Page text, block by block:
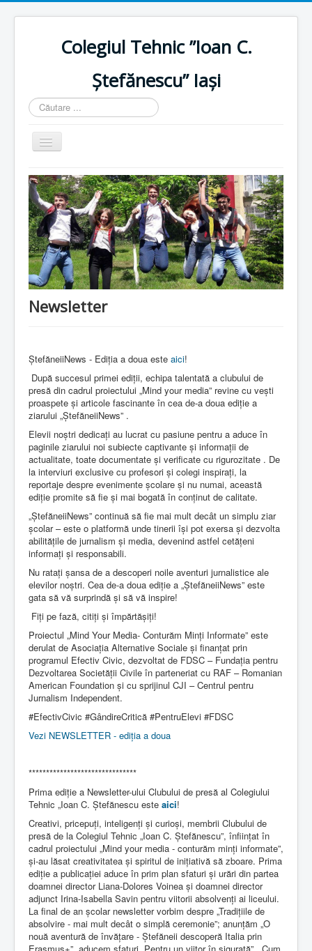
Colegiul Tehnic ”Ioan C.
Ștefănescu” Iași
Căutare
...
Comută
navigarea
Home
Istoric
Resurse umane
Resurse materiale
Plan școlarizare
Newsletter
ȘtefăneiiNews - Ediția a doua este aici!
După succesul primei ediții, echipa talentată a clubului de
presă din cadrul proiectului „Mind your media” revine cu vești
proaspete și articole fascinante în cea de-a doua ediție a
ziarului „ȘtefăneiiNews” .
Elevii noștri dedicați au lucrat cu pasiune pentru a aduce în
paginile ziarului noi subiecte captivante și informații de
actualitate, toate documentate și verificate cu rigurozitate . De
la interviuri exclusive cu profesori și colegi inspirați, la
reportaje despre evenimente școlare și nu numai, această
ediție promite să fie și mai bogată în conținut de calitate.
„ȘtefăneiiNews” continuă să fie mai mult decât un simplu ziar
școlar – este o platformă unde tinerii își pot exersa și dezvolta
abilitățile de jurnalism și media, devenind astfel cetățeni
informați și responsabili.
Nu ratați șansa de a descoperi noile aventuri jurnalistice ale
elevilor noștri. Cea de-a doua ediție a „ȘtefăneiiNews” este
gata să vă surprindă și să vă inspire!
Fiți pe fază, citiți și împărtășiți!
Proiectul „Mind Your Media- Conturăm Minți Informate” este
derulat de Asociația Alternative Sociale și finanțat prin
programul Efectiv Civic, dezvoltat de FDSC – Fundația pentru
Dezvoltarea Societății Civile în parteneriat cu RAF – Romanian
American Foundation și cu sprijinul CJI – Centrul pentru
Jurnalism Independent.
#EfectivCivic #GândireCritică #PentruElevi #FDSC
Vezi NEWSLETTER - ediția a doua
*******************************
Prima ediție a Newsletter-ului Clubului de presă al Colegiului
Tehnic „Ioan C. Ștefănescu este aici!
Creativi, pricepuți, inteligenți și curioși, membrii Clubului de
presă de la Colegiul Tehnic „Ioan C. Ștefănescu”, înființat în
cadrul proiectului „Mind your media - conturăm minți informate”,
și-au lăsat creativitatea și spiritul de inițiativă să zboare. Prima
ediție a publicației aduce în prim plan sfaturi și urări din partea
doamnei director Liana-Dolores Voinea și doamnei director
adjunct Irina-Isabella Savin pentru viitorii absolvenți ai liceului.
La final de an școlar newsletter vorbim despre „Tradițiile de
absolvire - mai mult decât o simplă ceremonie”; anunțăm „O
nouă aventură de învățare - Ștefăneii descoperă Italia prin